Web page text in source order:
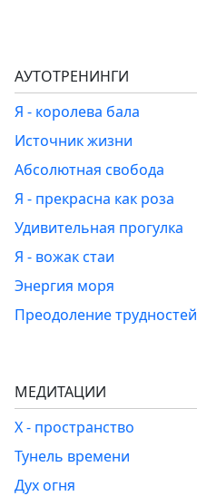
АУТОТРЕНИНГИ
Я - королева бала
Источник жизни
Абсолютная свобода
Я - прекрасна как роза
Удивительная прогулка
Я - вожак стаи
Энергия моря
Преодоление трудностей
МЕДИТАЦИИ
Х - пространство
Тунель времени
Дух огня